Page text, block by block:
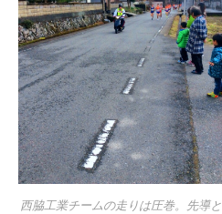
西脇工業チームの走りは圧巻。先導と